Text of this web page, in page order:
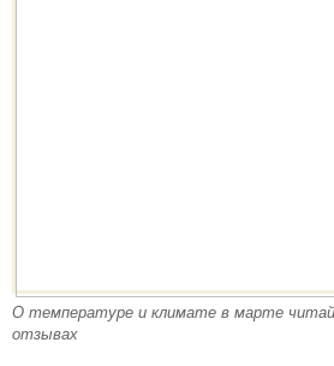
О температуре и климате в марте
отзывах